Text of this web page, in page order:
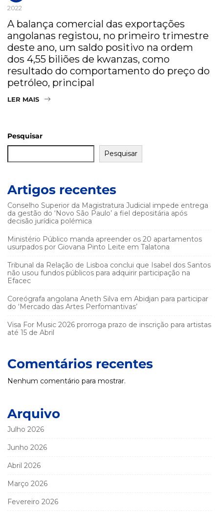
2022
A balança comercial das exportações
angolanas registou, no primeiro trimestre
deste ano, um saldo positivo na ordem
dos 4,55 biliões de kwanzas, como
resultado do comportamento do preço do
petróleo, principal
LER MAIS
Pesquisar
Pesquisar
Artigos recentes
Conselho Superior da Magistratura Judicial impede entrega
da gestão do ‘Novo São Paulo’ a fiel depositária após
decisão jurídica polémica
Ministério Público manda apreender os 20 apartamentos
usurpados por Giovana Pinto Leite em Talatona
Tribunal da Relação de Lisboa conclui que Isabel dos Santos
não usou fundos públicos para adquirir participação na
Efacec
Coreógrafa angolana Aneth Silva em Abidjan para participar
do ‘Mercado das Artes Perfomantivas’
Visa For Music 2026 prorroga prazo de inscrição para artistas
até 15 de Abril
Comentários recentes
Nenhum comentário para mostrar.
Arquivo
Julho 2026
Junho 2026
Abril 2026
Março 2026
Fevereiro 2026